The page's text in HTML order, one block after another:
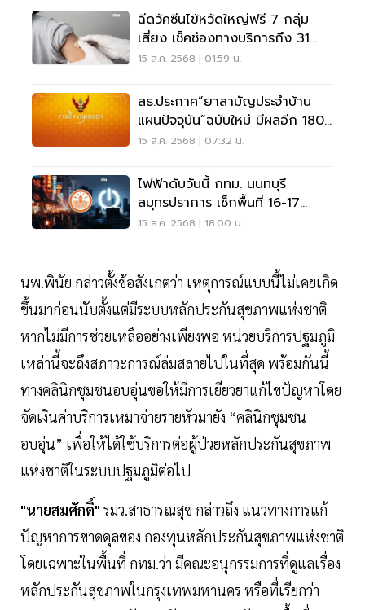
ฉีดวัคซีนไข้หวัดใหญ่ฟรี 7 กลุ่ม
เสี่ยง เช็คช่องทางบริการถึง 31
ส.ค.นี้
15 ส.ค. 2568 | 01:59 น.
สธ.ประกาศ“ยาสามัญประจำบ้าน
แผนปัจจุบัน”ฉบับใหม่ มีผลอีก 180
วัน
15 ส.ค. 2568 | 07:32 น.
ไฟฟ้าดับวันนี้ กทม. นนทบุรี
สมุทรปราการ เช็กพื้นที่ 16-17
ส.ค.68
15 ส.ค. 2568 | 18:00 น.
นพ.พินัย กล่าวตั้งข้อสังเกตว่า เหตุการณ์แบบนี้ไม่เคยเกิด
ขึ้นมาก่อนนับตั้งแต่มีระบบหลักประกันสุขภาพแห่งชาติ
หากไม่มีการช่วยเหลืออย่างเพียงพอ หน่วยบริการปฐมภูมิ
เหล่านี้จะถึงสภาวะการณ์ล่มสลายไปในที่สุด พร้อมกันนี้
ทางคลินิกชุมชนอบอุ่นขอให้มีการเยียวยาแก้ไขปัญหาโดย
จัดเงินค่าบริการเหมาจ่ายรายหัวมายัง “คลินิกชุมชน
อบอุ่น” เพื่อให้ได้ใช้บริการต่อผู้ป่วยหลักประกันสุขภาพ
แห่งชาติในระบบปฐมภูมิต่อไป
"นายสมศักดิ์" รมว.สาธารณสุข กล่าวถึง แนวทางการแก้
ปัญหาการขาดดุลของ กองทุนหลักประกันสุขภาพแห่งชาติ
โดยเฉพาะในพื้นที่ กทม.ว่า มีคณะอนุกรรมการที่ดูแลเรื่อง
หลักประกันสุขภาพในกรุงเทพมหานคร หรือที่เรียกว่า